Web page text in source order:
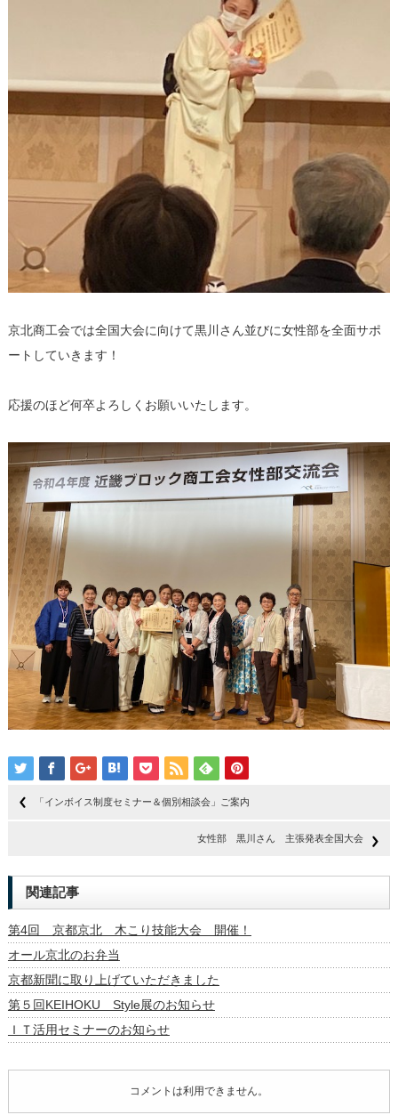
京北商工会では全国大会に向けて黒川さん並びに女性部を全面サポ
ートしていきます！
応援のほど何卒よろしくお願いいたします。
「インボイス制度セミナー＆個別相談会」ご案内
女性部 黒川さん 主張発表全国大会
関連記事
第4回 京都京北 木こり技能大会 開催！
オール京北のお弁当
京都新聞に取り上げていただきました
第５回KEIHOKU Style展のお知らせ
ＩＴ活用セミナーのお知らせ
コメントは利用できません。